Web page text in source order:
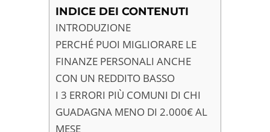
INDICE DEI CONTENUTI
INTRODUZIONE
PERCHÉ PUOI MIGLIORARE LE
FINANZE PERSONALI ANCHE
CON UN REDDITO BASSO
I 3 ERRORI PIÙ COMUNI DI CHI
GUADAGNA MENO DI 2.000€ AL
MESE